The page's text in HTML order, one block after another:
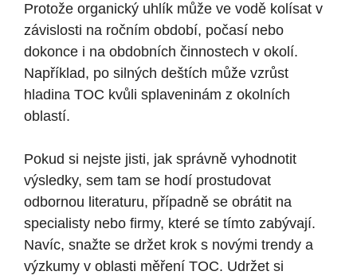
Protože organický​ uhlík může ve vodě kolísat v
závislosti na ročním období, počasí nebo⁢
dokonce i ​na obdobních činnostech⁤ v‍ okolí. ​
Například, po silných deštích může vzrůst
hladina TOC kvůli splaveninám‍ z okolních⁣
oblastí.
Pokud si nejste jisti, jak správně vyhodnotit⁤
výsledky, sem ⁤tam se hodí prostudovat
odbornou literaturu, případně se obrátit na
specialisty nebo firmy, které se tímto zabývají.
Navíc, snažte se držet krok s novými trendy⁣ a
výzkumy v ‍oblasti měření TOC. Udržet si